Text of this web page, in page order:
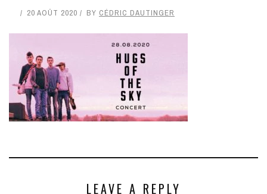
20 AOÛT 2020 BY CÉDRIC DAUTINGER
LEAVE A REPLY